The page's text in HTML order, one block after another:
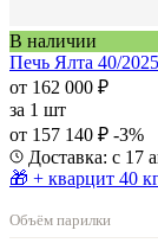
В наличии
Печь Ялта 40/
от 162 000 ₽
за 1 шт
от 157 140 ₽ -3%
Доставка: с 17
🎁 + кварцит 40
Объём парилки